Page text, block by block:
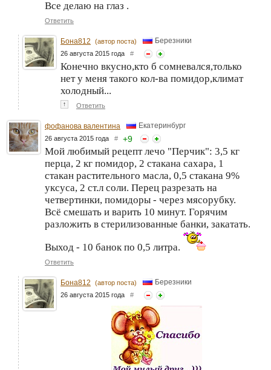
Все делаю на глаз .
Ответить
Бона812 (автор поста) Березники
26 августа 2015 года #
Конечно вкусно,кто б сомневался,только
нет у меня такого кол-ва помидор,климат
холодный...
↑ Ответить
фофанова валентина Екатеринбург
26 августа 2015 года # +9
Мой любимый рецепт лечо "Перчик": 3,5 кг
перца, 2 кг помидор, 2 стакана сахара, 1
стакан растительного масла, 0,5 стакана 9%
уксуса, 2 ст.л соли. Перец разрезать на
четвертинки, помидоры - через мясорубку.
Всё смешать и варить 10 минут. Горячим
разложить в стерилизованные банки, закатать.
Выход - 10 банок по 0,5 литра.
Ответить
Бона812 (автор поста) Березники
26 августа 2015 года #